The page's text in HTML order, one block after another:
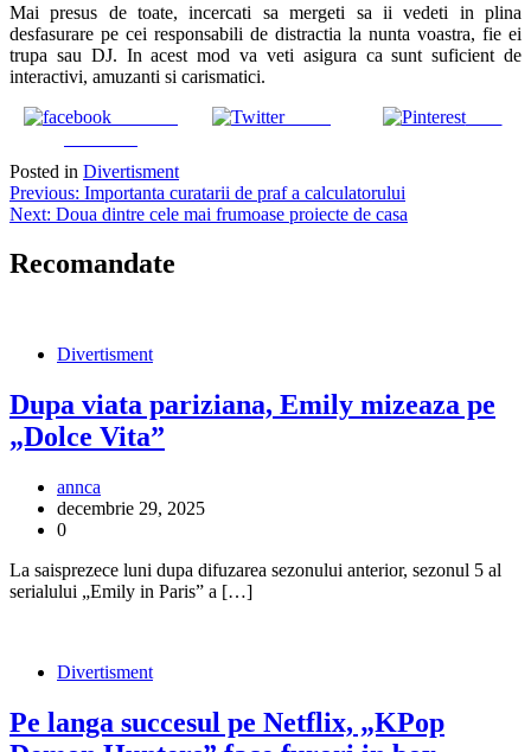
Mai presus de toate, incercati sa mergeti sa ii vedeti in plina
desfasurare pe cei responsabili de distractia la nunta voastra, fie ei
trupa sau DJ. In acest mod va veti asigura ca sunt suficient de
interactivi, amuzanti si carismatici.
Tweet Save
Posted in Divertisment
Navigare
în
articole
Previous: Importanta curatarii de praf a calculatorului
Next: Doua dintre cele mai frumoase proiecte de casa
Recomandate
Divertisment
Dupa viata pariziana, Emily mizeaza pe
„Dolce Vita”
annca
decembrie 29, 2025
0
La saisprezece luni dupa difuzarea sezonului anterior, sezonul 5 al
serialului „Emily in Paris” a […]
Divertisment
Pe langa succesul pe Netflix, „KPop